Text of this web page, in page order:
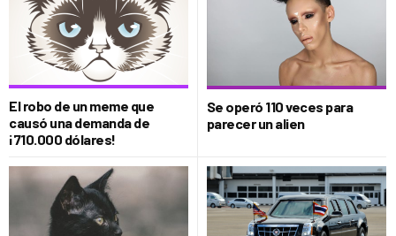
El robo de un meme que
causó una demanda de
¡710.000 dólares!
Se operó 110 veces para
parecer un alien